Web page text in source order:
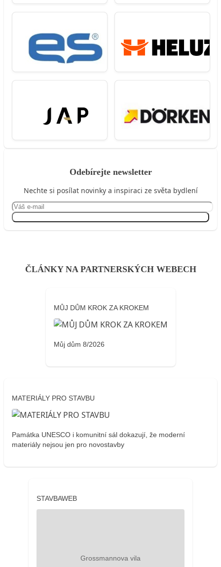
Odebírejte newsletter
Nechte si posílat novinky a inspiraci ze světa bydlení
ČLÁNKY NA PARTNERSKÝCH WEBECH
MŮJ DŮM KROK ZA KROKEM
Můj dům 8/2026
MATERIÁLY PRO STAVBU
Památka UNESCO i komunitní sál dokazují, že moderní
materiály nejsou jen pro novostavby
STAVBAWEB